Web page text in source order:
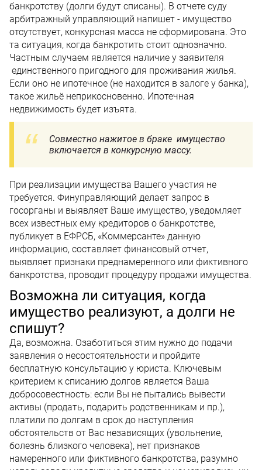
банкротству (долги будут списаны). В отчете суду
арбитражный управляющий напишет - имущество
отсутствует, конкурсная масса не сформирована. Это
та ситуация, когда банкротить стоит однозначно.
Частным случаем является наличие у заявителя
единственного пригодного для проживания жилья.
Если оно не ипотечное (не находится в залоге у банка),
такое жильё неприкосновенно. Ипотечная
недвижимость будет изъята.
Совместно нажитое в браке имущество
включается в конкурсную массу.
При реализации имущества Вашего участия не
требуется. Финуправляющий делает запрос в
госорганы и выявляет Ваше имущество, уведомляет
всех известных ему кредиторов о банкротстве,
публикует в ЕФРСБ, «Коммерсанте» данную
информацию, составляет финансовый отчет,
выявляет признаки преднамеренного или фиктивного
банкротства, проводит процедуру продажи имущества.
Возможна ли ситуация, когда
имущество реализуют, а долги не
спишут?
Да, возможна. Озаботиться этим нужно до подачи
заявления о несостоятельности и пройдите
бесплатную консультацию у юриста. Ключевым
критерием к списанию долгов является Ваша
добросовестность: если Вы не пытались вывести
активы (продать, подарить родственникам и пр.),
платили по долгам в срок до наступления
обстоятельств от Вас независящих (увольнение,
болезнь близкого человека), нет признаков
намеренного или фиктивного банкротства, разумно